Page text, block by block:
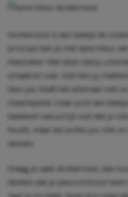
Donkerrood is een beetje de
principe ben je met deze kleur
klassieker. Met deze
classy
smaakvol over. Ook ben jij
Voor jou hoeft het allemaal niet zo
meeslepend, maar juist een
betekent natuurlijk niet dat je niet
houdt, maar we zullen jou niet zo
dansen.
Draag je vaak donkerrood, dan
denken dat je pessimistisch bent